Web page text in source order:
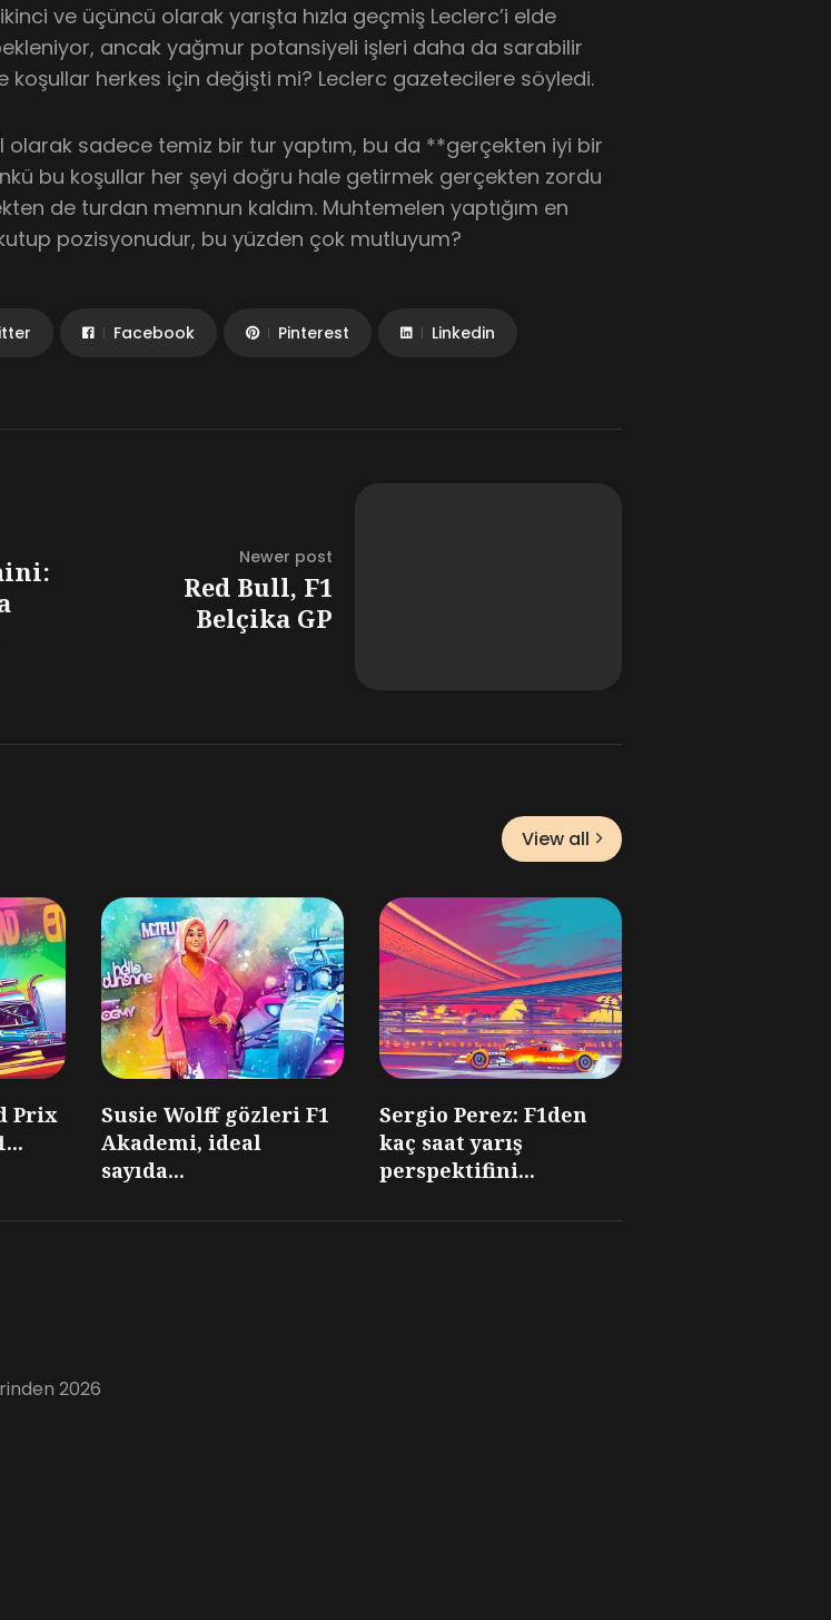
ve üçüncü olarak yarışta hızla geçmiş Leclerc’i elde
ancak yağmur potansiyeli işleri daha da sarabilir
koşullar herkes için değişti mi? Leclerc gazetecilere söyledi.
olarak sadece temiz bir tur yaptım, bu da **gerçekten iyi bir
bu koşullar her şeyi doğru hale getirmek gerçekten zordu
de turdan memnun kaldım. Muhtemelen yaptığım en
kutup pozisyonudur, bu yüzden çok mutluyum?
Facebook Pinterest Linkedin
Newer post
Red Bull, F1
Belçika GP
View all
Prix
Susie Wolff gözleri F1
Akademi, ideal
sayıda...
Sergio Perez: F1den
kaç saat yarış
perspektifini...
2026